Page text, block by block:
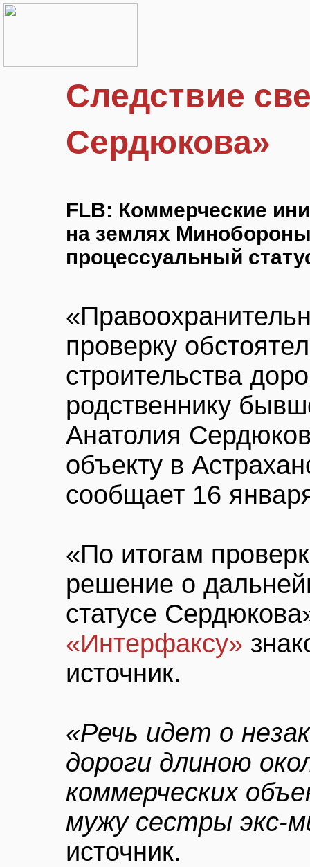
Следствие
Сердюкова»
FLB: Коммерческие
на землях
процессуальный
проверку
строительства
родственнику
Анатолия
объекту в
сообщает 16
«По итогам
решение о
статусе
«Интерфаксу»
источник.
«Речь идет о
дороги длиною
коммерческих
мужу сестры экс-
источник.